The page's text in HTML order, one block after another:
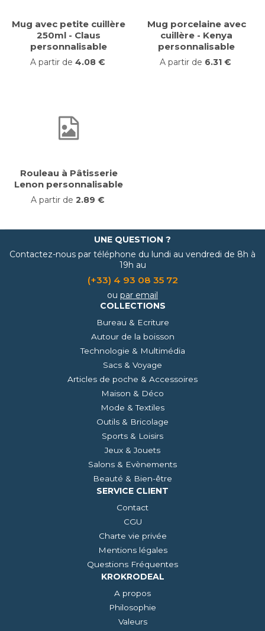
Mug avec petite cuillère
250ml - Claus
personnalisable
A partir de 4.08 €
Mug porcelaine avec
cuillère - Kenya
personnalisable
A partir de 6.31 €
Rouleau à Pâtisserie
Lenon personnalisable
A partir de 2.89 €
UNE QUESTION ?
Contactez-nous par téléphone du lundi au vendredi de 8h à
19h au
(+33) 4 93 08 35 72
ou par email
COLLECTIONS
Bureau & Ecriture
Autour de la boisson
Technologie & Multimédia
Sacs & Voyage
Articles de poche & Accessoires
Maison & Déco
Mode & Textiles
Outils & Bricolage
Sports & Loisirs
Jeux & Jouets
Salons & Evènements
Beauté & Bien-être
SERVICE CLIENT
Contact
CGU
Charte vie privée
Mentions légales
Questions Fréquentes
KROKRODEAL
A propos
Philosophie
Valeurs